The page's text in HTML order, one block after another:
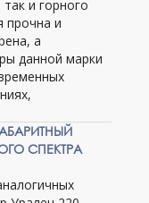
и горного
прочна и
а
данной марки
СПЕКТРА